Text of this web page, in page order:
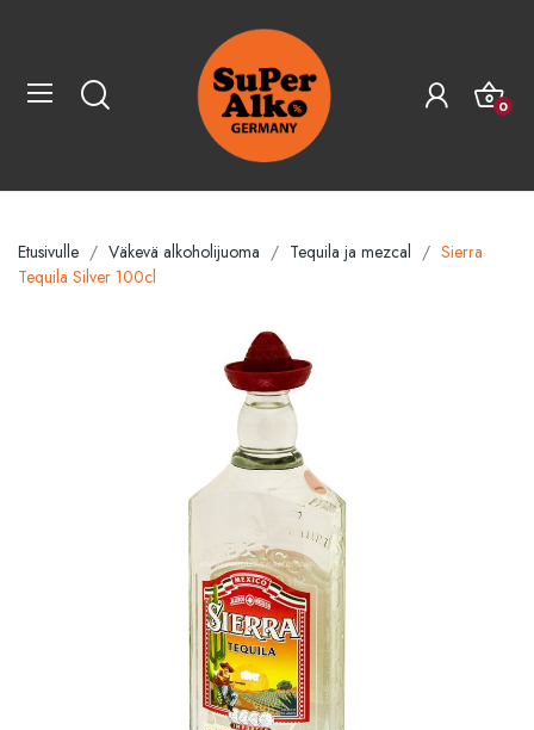
0
Etusivulle Väkevä alkoholijuoma Tequila ja mezcal
Sierra
Tequila Silver 100cl